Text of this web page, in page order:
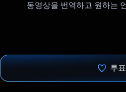
동영상을 번역하고 원하는
투표